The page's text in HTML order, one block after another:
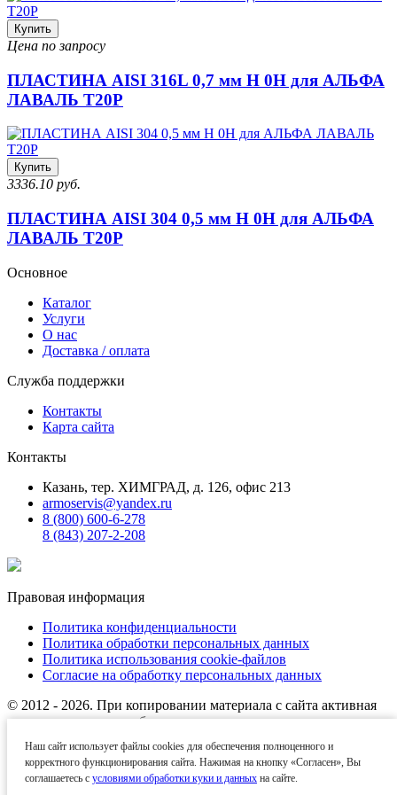
Купить
Цена по запросу
ПЛАСТИНА AISI 316L 0,7 мм H 0H для АЛЬФА
ЛАВАЛЬ T20P
Купить
3336.10 руб.
ПЛАСТИНА AISI 304 0,5 мм H 0H для АЛЬФА
ЛАВАЛЬ T20P
Наш сайт использует файлы cookies для обеспечения полноценного и
корректного функционирования сайта. Нажимая на кнопку «Согласен», Вы
соглашаетесь с условиями обработки куки и данных на сайте.
Основное
Каталог
Услуги
О нас
Доставка / оплата
Служба поддержки
Контакты
Карта сайта
Контакты
Казань, тер. ХИМГРАД, д. 126, офис 213
armoservis@yandex.ru
8 (800) 600-6-278
8 (843) 207-2-208
Правовая информация
Политика конфиденциальности
Политика обработки персональных данных
Политика использования cookie-файлов
Согласие на обработку персональных данных
© 2012 - 2026. При копировании материала с сайта активная
ссылка на источник обязательна.
Названия производителей, компаний и товарные знаки
используются на сайте исключительно в информационных
(справочных) целях. Все товарные знаки и фирменные